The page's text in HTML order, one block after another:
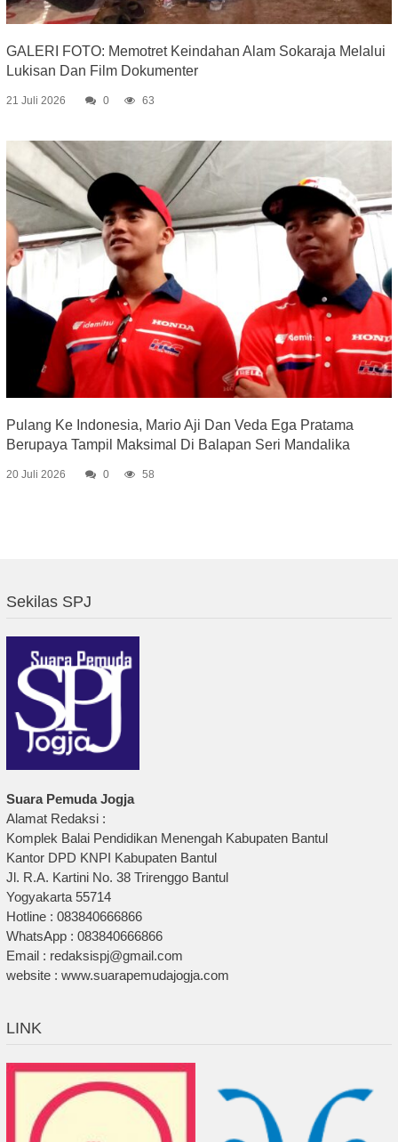
GALERI FOTO: Memotret Keindahan Alam Sokaraja Melalui
Lukisan Dan Film Dokumenter
21 Juli 2026 0 63
Pulang Ke Indonesia, Mario Aji Dan Veda Ega Pratama
Berupaya Tampil Maksimal Di Balapan Seri Mandalika
20 Juli 2026 0 58
Sekilas SPJ
Suara Pemuda Jogja
Alamat Redaksi :
Komplek Balai Pendidikan Menengah Kabupaten Bantul
Kantor DPD KNPI Kabupaten Bantul
Jl. R.A. Kartini No. 38 Trirenggo Bantul
Yogyakarta 55714
Hotline : 083840666866
WhatsApp : 083840666866
Email : redaksispj@gmail.com
website : www.suarapemudajogja.com
LINK